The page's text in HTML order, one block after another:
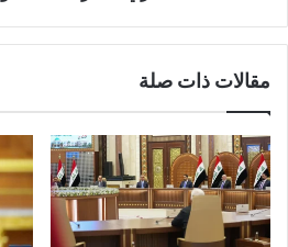
مقالات ذات صلة